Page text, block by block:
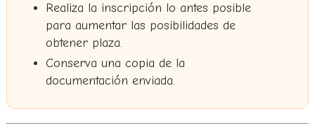
Realiza la inscripción lo antes posible
para aumentar las posibilidades de
obtener plaza.
Conserva una copia de la
documentación enviada.